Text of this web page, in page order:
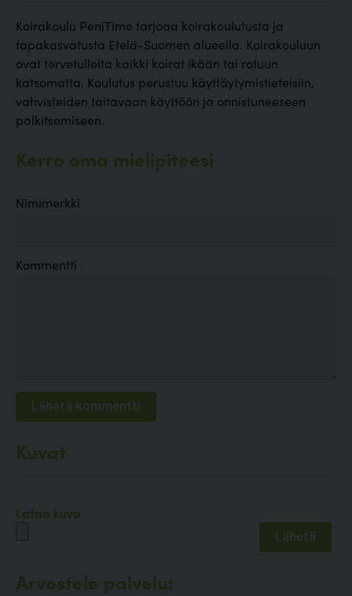
Koirakoulu PeniTime tarjoaa koirakoulutusta ja
tapakasvatusta Etelä-Suomen alueella. Koirakouluun
ovat tervetulleita kaikki koirat ikään tai rotuun
katsomatta. Koulutus perustuu käyttäytymistieteisiin,
vahvisteiden taitavaan käyttöön ja onnistuneeseen
palkitsemiseen.
Kerro oma mielipiteesi
Nimimerkki
Kommentti
Kuvat
Lataa kuva
Arvostele palvelu: